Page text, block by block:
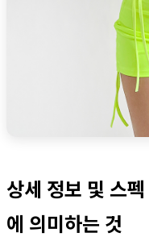
상세 정보 및 스
에 의미하는 것